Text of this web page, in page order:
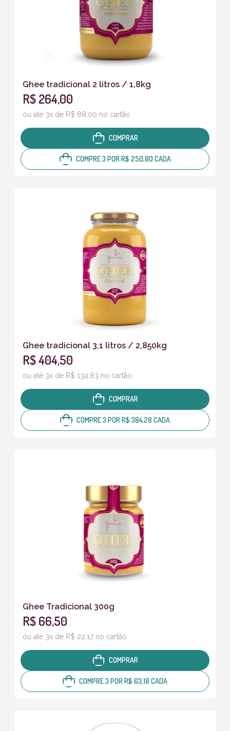
Ghee tradicional 2 litros / 1,8kg
R$ 264,00
ou até 3x de R$ 88,00 no cartão
COMPRAR
COMPRE 3 POR R$ 250,80 CADA
Ghee tradicional 3,1 litros / 2,850kg
R$ 404,50
ou até 3x de R$ 134,83 no cartão
COMPRAR
COMPRE 3 POR R$ 384,28 CADA
Ghee Tradicional 300g
R$ 66,50
ou até 3x de R$ 22,17 no cartão
COMPRAR
COMPRE 3 POR R$ 63,18 CADA